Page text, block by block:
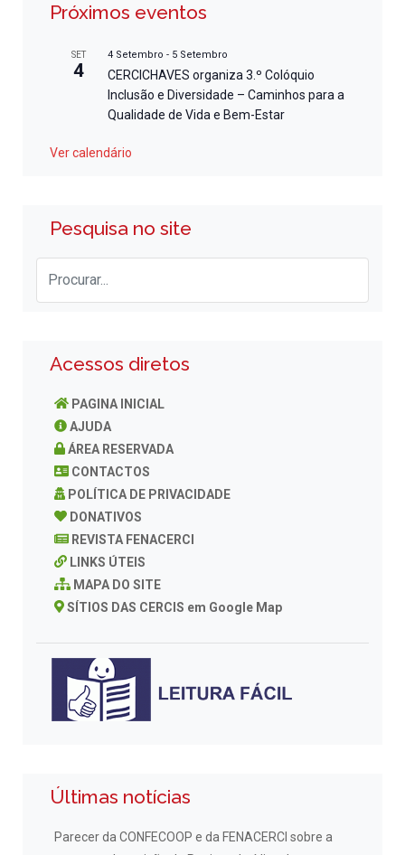
Próximos eventos
SET
4
4 Setembro - 5 Setembro
CERCICHAVES organiza 3.º Colóquio
Inclusão e Diversidade – Caminhos para a
Qualidade de Vida e Bem-Estar
Ver calendário
Pesquisa no site
Acessos diretos
PAGINA INICIAL
AJUDA
ÁREA RESERVADA
CONTACTOS
POLÍTICA DE PRIVACIDADE
DONATIVOS
REVISTA FENACERCI
LINKS ÚTEIS
MAPA DO SITE
SÍTIOS DAS CERCIS em Google Map
Últimas notícias
Parecer da CONFECOOP e da FENACERCI sobre a